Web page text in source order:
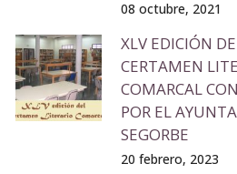
08 octubre, 2021
XLV EDICIÓN
CERTAMEN
COMARCAL
POR EL
SEGORBE
20 febrero, 2023